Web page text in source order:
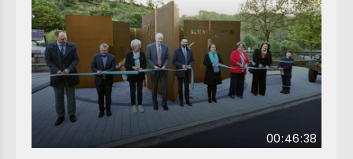
00:46:38